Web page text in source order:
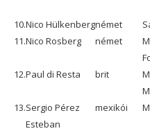
10.Nico Hülkenbergnémet
11.Nico Rosberg német
12.Paul di Resta brit
13.Sergio Pérez mexikói
Esteban